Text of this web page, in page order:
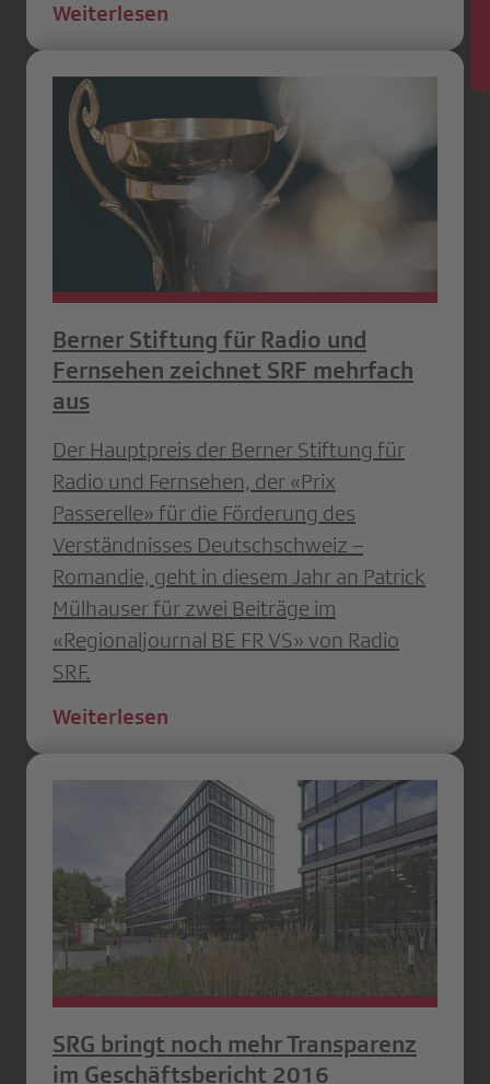
Weiterlesen
Berner Stiftung für Radio und
Fernsehen zeichnet SRF mehrfach
aus
Der Hauptpreis der Berner Stiftung für
Radio und Fernsehen, der «Prix
Passerelle» für die Förderung des
Verständnisses Deutschschweiz –
Romandie, geht in diesem Jahr an Patrick
Mülhauser für zwei Beiträge im
«Regionaljournal BE FR VS» von Radio
SRF.
Weiterlesen
SRG bringt noch mehr Transparenz
im Geschäftsbericht 2016